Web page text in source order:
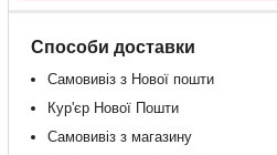
Способи доставки
Самовивіз з Нової пошти
Кур'єр Нової Пошти
Самовивіз з магазину